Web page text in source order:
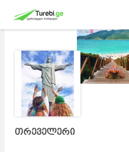
თრეველერი